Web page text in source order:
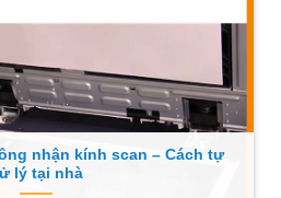
nhận kính scan – Cách tự
lý tại nhà